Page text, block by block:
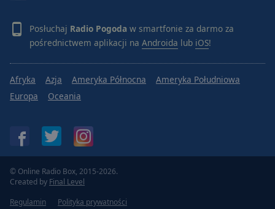
Posłuchaj Radio Pogoda w smartfonie za darmo za
pośrednictwem aplikacji na Androida lub iOS!
Afryka Azja Ameryka Północna
Ameryka Południowa
Europa
Oceania
© Online Radio Box, 2015-2026.
Created by Final Level
Regulamin
Polityka prywatności